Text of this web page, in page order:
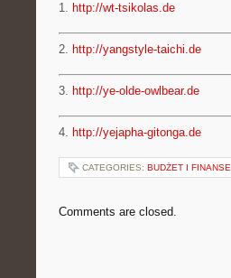
1. http://wt-tsikolas.de
2. http://yangstyle-taichi.de
3. http://ye-olde-owlbear.de
4. http://yejapha-gitonga.de
CATEGORIES: BUDŻET I FINANSE
Comments are closed.